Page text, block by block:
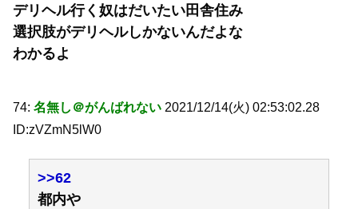
デリヘル行く奴はだいたい田舎住み
選択肢がデリヘルしかないんだよな
わかるよ
74: 名無し＠がんばれない 2021/12/14(火) 02:53:02.28
ID:zVZmN5lW0
>>62
都内や